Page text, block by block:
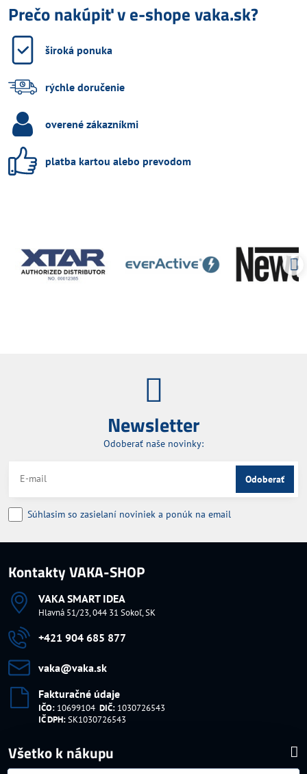
Prečo nakúpiť v e-shope vaka.sk?
široká ponuka
rýchle doručenie
overené zákazníkmi
platba kartou alebo prevodom
Newsletter
Odoberať naše novinky:
Odoberať
Súhlasim so zasielaní noviniek a ponúk na email
Kontakty VAKA-SHOP
VAKA SMART IDEA
Hlavná 51/23, 044 31 Sokoľ, SK
+421 904 685 877
vaka​@vaka​.sk
Fakturačné údaje
IČO: 10699104 DIČ: 1030726543
IČ DPH:SK1030726543
Všetko k nákupu